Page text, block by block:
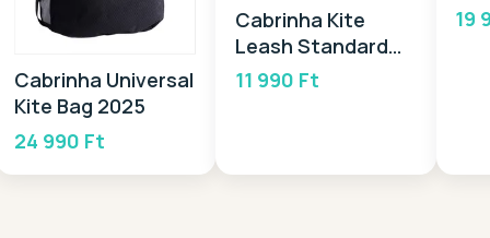
Cabrinha Universal
Kite Bag 2025
24 990 Ft
Cabrinha Kite
Leash Standard
2025
11 990 Ft
19